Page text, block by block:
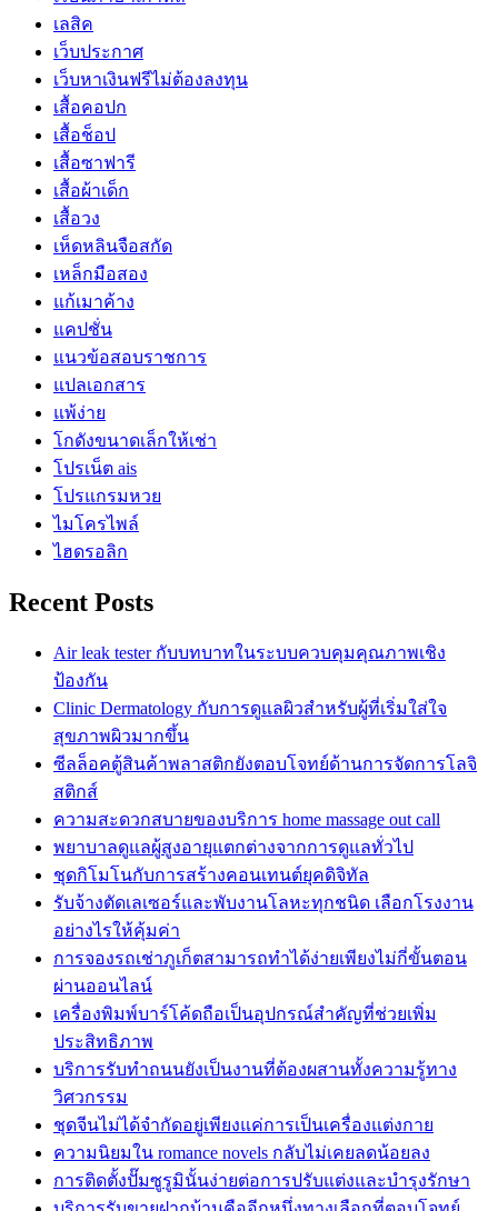
เลสิค
เว็บประกาศ
เว็บหาเงินฟรีไม่ต้องลงทุน
เสื้อคอปก
เสื้อช็อป
เสื้อซาฟารี
เสื้อผ้าเด็ก
เสื้อวง
เห็ดหลินจือสกัด
เหล็กมือสอง
แก้เมาค้าง
แคปชั่น
แนวข้อสอบราชการ
แปลเอกสาร
แพ้ง่าย
โกดังขนาดเล็กให้เช่า
โปรเน็ต ais
โปรแกรมหวย
ไมโครไพล์
ไฮดรอลิก
Recent Posts
Air leak tester กับบทบาทในระบบควบคุมคุณภาพเชิง
ป้องกัน
Clinic Dermatology กับการดูแลผิวสำหรับผู้ที่เริ่มใส่ใจ
สุขภาพผิวมากขึ้น
ซีลล็อคตู้สินค้าพลาสติกยังตอบโจทย์ด้านการจัดการโลจิ
สติกส์
ความสะดวกสบายของบริการ home massage out call
พยาบาลดูแลผู้สูงอายุแตกต่างจากการดูแลทั่วไป
ชุดกิโมโนกับการสร้างคอนเทนต์ยุคดิจิทัล
รับจ้างตัดเลเซอร์และพับงานโลหะทุกชนิด เลือกโรงงาน
อย่างไรให้คุ้มค่า
การจองรถเช่าภูเก็ตสามารถทำได้ง่ายเพียงไม่กี่ขั้นตอน
ผ่านออนไลน์
เครื่องพิมพ์บาร์โค้ดถือเป็นอุปกรณ์สำคัญที่ช่วยเพิ่ม
ประสิทธิภาพ
บริการรับทำถนนยังเป็นงานที่ต้องผสานทั้งความรู้ทาง
วิศวกรรม
ชุดจีนไม่ได้จำกัดอยู่เพียงแค่การเป็นเครื่องแต่งกาย
ความนิยมใน romance novels กลับไม่เคยลดน้อยลง
การติดตั้งปั๊มซูรูมินั้นง่ายต่อการปรับแต่งและบำรุงรักษา